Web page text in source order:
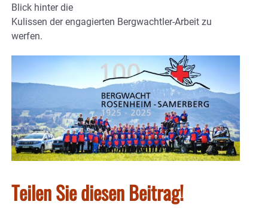
Blick hinter die
Kulissen der engagierten Bergwachtler-Arbeit zu
werfen.
Teilen Sie diesen Beitrag!